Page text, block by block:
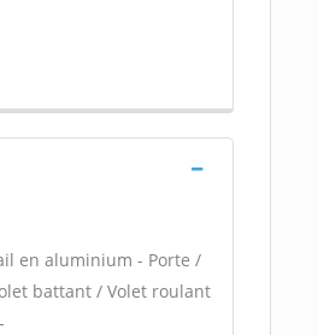
en aluminium - Porte /
battant / Volet roulant